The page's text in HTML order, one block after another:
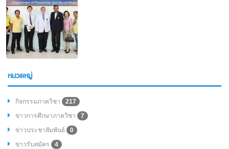
หมวดหมู่
กิจกรรมภาควิชา
217
ข่าวการศึกษาภาควิชา
7
ข่าวประชาสัมพันธ์
0
ข่าวรับสมัคร
4